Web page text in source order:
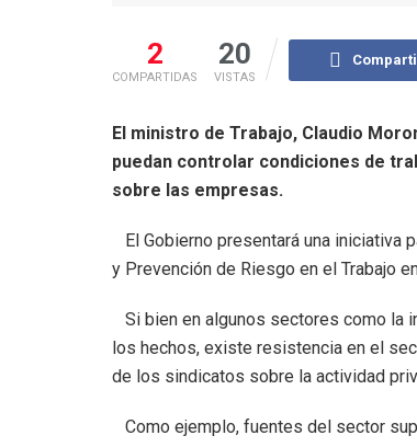
2
COMPARTIDAS
20
VISTAS
El ministro de Trabajo, Claudio
puedan controlar condiciones de
sobre las empresas.
El Gobierno presentará una iniciativa
y Prevención de Riesgo en el Trabajo
Si bien en algunos sectores como la
los hechos, existe resistencia en el
de los sindicatos sobre la actividad
Como ejemplo, fuentes del sector